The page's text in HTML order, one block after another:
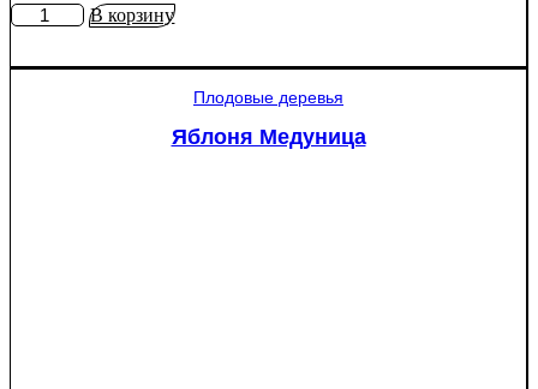
КоличествоВ корзину
Плодовые деревья
Яблоня Медуница